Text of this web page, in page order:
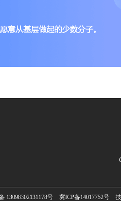
13098302131178号 冀ICP备14017752号